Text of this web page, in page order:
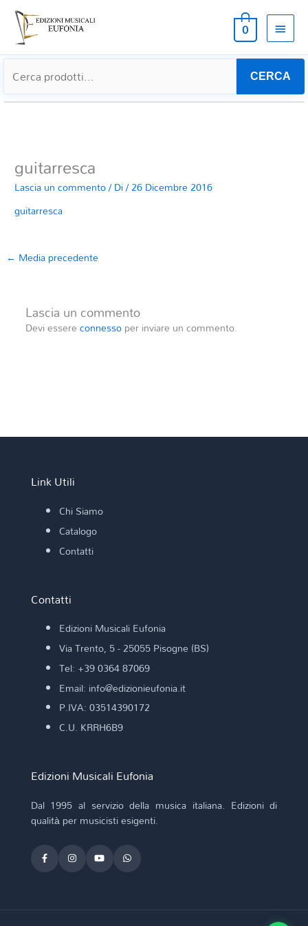
0
CERCA
guitarresca
Lascia un commento/ Di/26 Dicembre 2016
guitarresca
← Media precedente
Lascia un commento
Devi essereconnessoper inviare un commento.
Link Utili
Chi Siamo
Catalogo
Contatti
Contatti
Edizioni Musicali Eufonia
Via Trento, 5 - 25055 Pisogne (BS)
Tel: +39 0364 87069
Email: info@edizionieufonia.it
P.IVA: 03514390172
C.U. KRRH6B9
Edizioni Musicali Eufonia
Dal 1995 al servizio della musica italiana. Edizioni di
qualità per musicisti esigenti.